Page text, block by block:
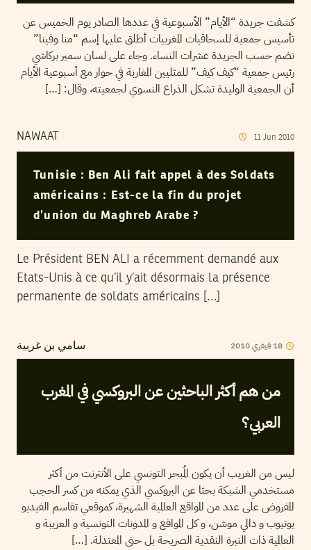
كشفت جريدة “الأيام” الأسبوعية في عددها الصادر يوم الخميس عن
تأسيس جمعية للسحاقيات المغربيات أطلق عليها إسم “منا وفينا”
تضم حسب الجريدة عشرات النساء. وجاء على لسان سمير بركاشي
رئيس جمعية “كيف كيف” للمثليين المغاربة في حوار مع أسبوعية الأيام
أن الجمعية الوليدة تشكل الذراع النسوي لجمعيته، وقال: […]
NAWAAT 11 Jun 2010
Tunisie : Ben Ali fait appel à des Soldats
américains : Est-ce la fin du projet
d’union du Maghreb Arabe ?
Le Président BEN ALI a récemment demandé aux
Etats-Unis à ce qu’il y’ait désormais la présence
permanente de soldats américains […]
سامي بن غربية 18 فيفري2010
من هم أكثر الباحثين عن البروكسي في المغرب
العربي؟
ليس من الغريب أن يكون المُبحر التونسي على الأنترنت من أكثر
مستخدمي الشبكة بحثا عن البروكسي الذي يمكنه من كسر الحجب
المفروض على عدد من المواقع العالمية الشهيرة، كموقعي تقاسم الفيديو
يوتيوب و دالي موشن، و كل المواقع و المدونات التونسية و العريبة و
العالمية ذات النبرة النقدية الصريحة بل حتى المعتدلة. […]